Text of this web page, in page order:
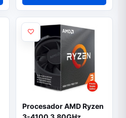
Procesador AMD Ryzen